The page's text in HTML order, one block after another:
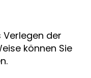
der
können Sie